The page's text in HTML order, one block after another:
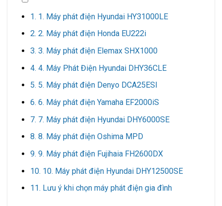
1. Máy phát điện Hyundai HY31000LE
2. Máy phát điện Honda EU222i
3. Máy phát điện Elemax SHX1000
4. Máy Phát Điện Hyundai DHY36CLE
5. Máy phát điện Denyo DCA25ESI
6. Máy phát điện Yamaha EF2000iS
7. Máy phát điện Hyundai DHY6000SE
8. Máy phát điện Oshima MPD
9. Máy phát điện Fujihaia FH2600DX
10. Máy phát điện Hyundai DHY12500SE
Lưu ý khi chọn máy phát điện gia đình